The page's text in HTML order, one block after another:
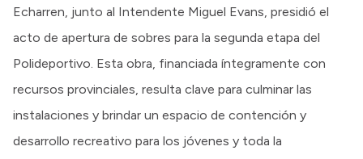
Echarren, junto al Intendente Miguel Evans, presidió el
acto de apertura de sobres para la segunda etapa del
Polideportivo. Esta obra, financiada íntegramente con
recursos provinciales, resulta clave para culminar las
instalaciones y brindar un espacio de contención y
desarrollo recreativo para los jóvenes y toda la